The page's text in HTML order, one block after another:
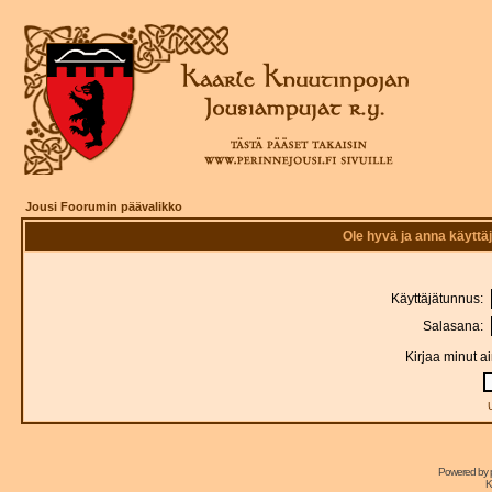
Jousi Foorumin päävalikko
Ole hyvä ja anna
Käyttäjätunnus:
Salasana:
Kirjaa minut
Powered by